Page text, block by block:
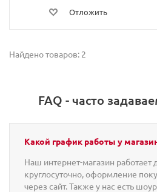
Отложить
Найдено товаров: 2
FAQ - часто
Какой график работы у
Наш интернет-магазин работает
круглосуточно, оформление
через сайт. Также у нас есть